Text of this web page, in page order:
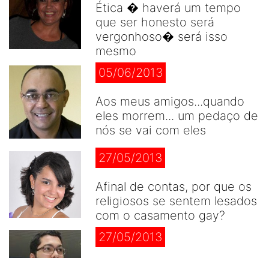
Ética � haverá um tempo
que ser honesto será
vergonhoso� será isso
mesmo
05/06/2013
Aos meus amigos...quando
eles morrem... um pedaço de
nós se vai com eles
27/05/2013
Afinal de contas, por que os
religiosos se sentem lesados
com o casamento gay?
27/05/2013